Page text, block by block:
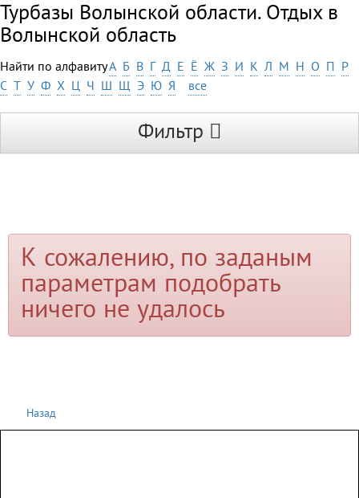
Турбазы Волынской области. Отдых в
Волынской область
Найти по алфавитуА Б В Г Д Е Ё Ж З И К Л М Н О П Р
С Т У Ф Х Ц Ч Ш Щ Э Ю Я все
Фильтр
К сожалению, по заданым
параметрам подобрать
ничего не удалось
Назад